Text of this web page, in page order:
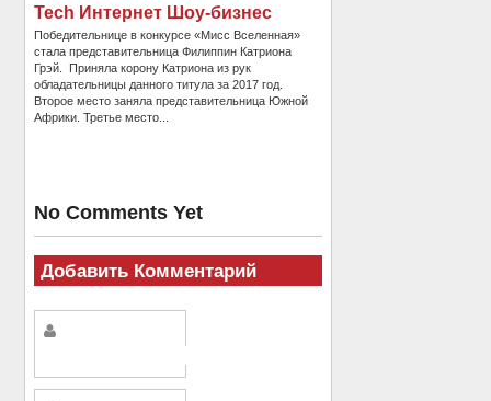
Tech Интернет Шоу-бизнес
Победительнице в конкурсе «Мисс Вселенная»
стала представительница Филиппин Катриона
Грэй. Приняла корону Катриона из рук
обладательницы данного титула за 2017 год.
Второе место заняла представительница Южной
Африки. Третье место...
No Comments Yet
Добавить Комментарий